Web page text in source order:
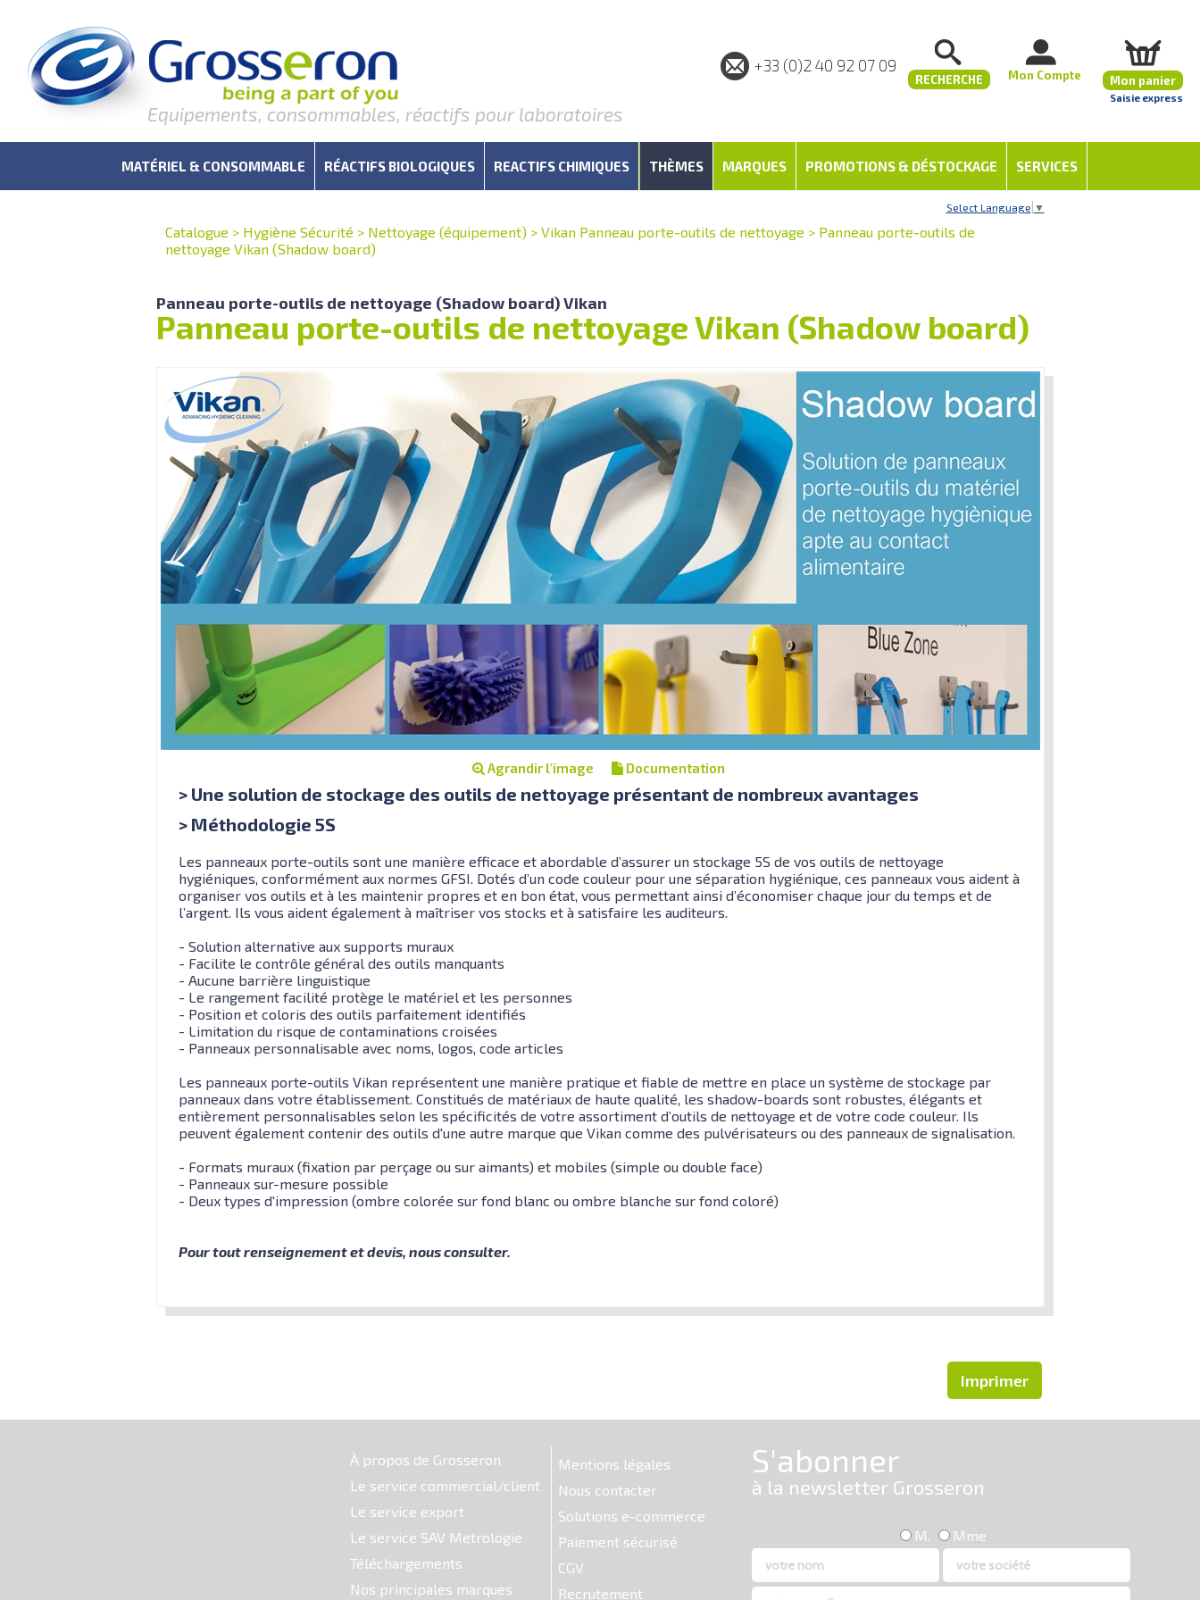
Equipements, consommables, réactifs pour laboratoires
+33 (0)2 40 92 07 09
RECHERCHE Mon Compte Mon panier
Saisie express
MATÉRIEL & CONSOMMABLE RÉACTIFS BIOLOGIQUES REACTIFS CHIMIQUES THÈMES MARQUES PROMOTIONS & DÉSTOCKAGE SERVICES
Select Language ▼
Catalogue > Hygiène Sécurité > Nettoyage (équipement) > Vikan Panneau porte-outils de nettoyage > Panneau porte-outils de
nettoyage Vikan (Shadow board)
Panneau porte-outils de nettoyage (Shadow board) Vikan
Panneau porte-outils de nettoyage Vikan (Shadow board)
Agrandir l'image Documentation
> Une solution de stockage des outils de nettoyage présentant de nombreux avantages
> Méthodologie 5S
Les panneaux porte-outils sont une manière efficace et abordable d’assurer un stockage 5S de vos outils de nettoyage
hygiéniques, conformément aux normes GFSI. Dotés d’un code couleur pour une séparation hygiénique, ces panneaux vous aident à
organiser vos outils et à les maintenir propres et en bon état, vous permettant ainsi d’économiser chaque jour du temps et de
l’argent. Ils vous aident également à maîtriser vos stocks et à satisfaire les auditeurs.
- Solution alternative aux supports muraux
- Facilite le contrôle général des outils manquants
- Aucune barrière linguistique
- Le rangement facilité protège le matériel et les personnes
- Position et coloris des outils parfaitement identifiés
- Limitation du risque de contaminations croisées
- Panneaux personnalisable avec noms, logos, code articles
Les panneaux porte-outils Vikan représentent une manière pratique et fiable de mettre en place un système de stockage par
panneaux dans votre établissement. Constitués de matériaux de haute qualité, les shadow-boards sont robustes, élégants et
entièrement personnalisables selon les spécificités de votre assortiment d’outils de nettoyage et de votre code couleur. Ils
peuvent également contenir des outils d'une autre marque que Vikan comme des pulvérisateurs ou des panneaux de signalisation.
- Formats muraux (fixation par perçage ou sur aimants) et mobiles (simple ou double face)
- Panneaux sur-mesure possible
- Deux types d'impression (ombre colorée sur fond blanc ou ombre blanche sur fond coloré)
Pour tout renseignement et devis, nous consulter.
Imprimer
À propos de Grosseron
Le service commercial/client
Le service export
Le service SAV Metrologie
Téléchargements
Nos principales marques
Mentions légales
Nous contacter
Solutions e-commerce
Paiement sécurisé
CGV
Recrutement